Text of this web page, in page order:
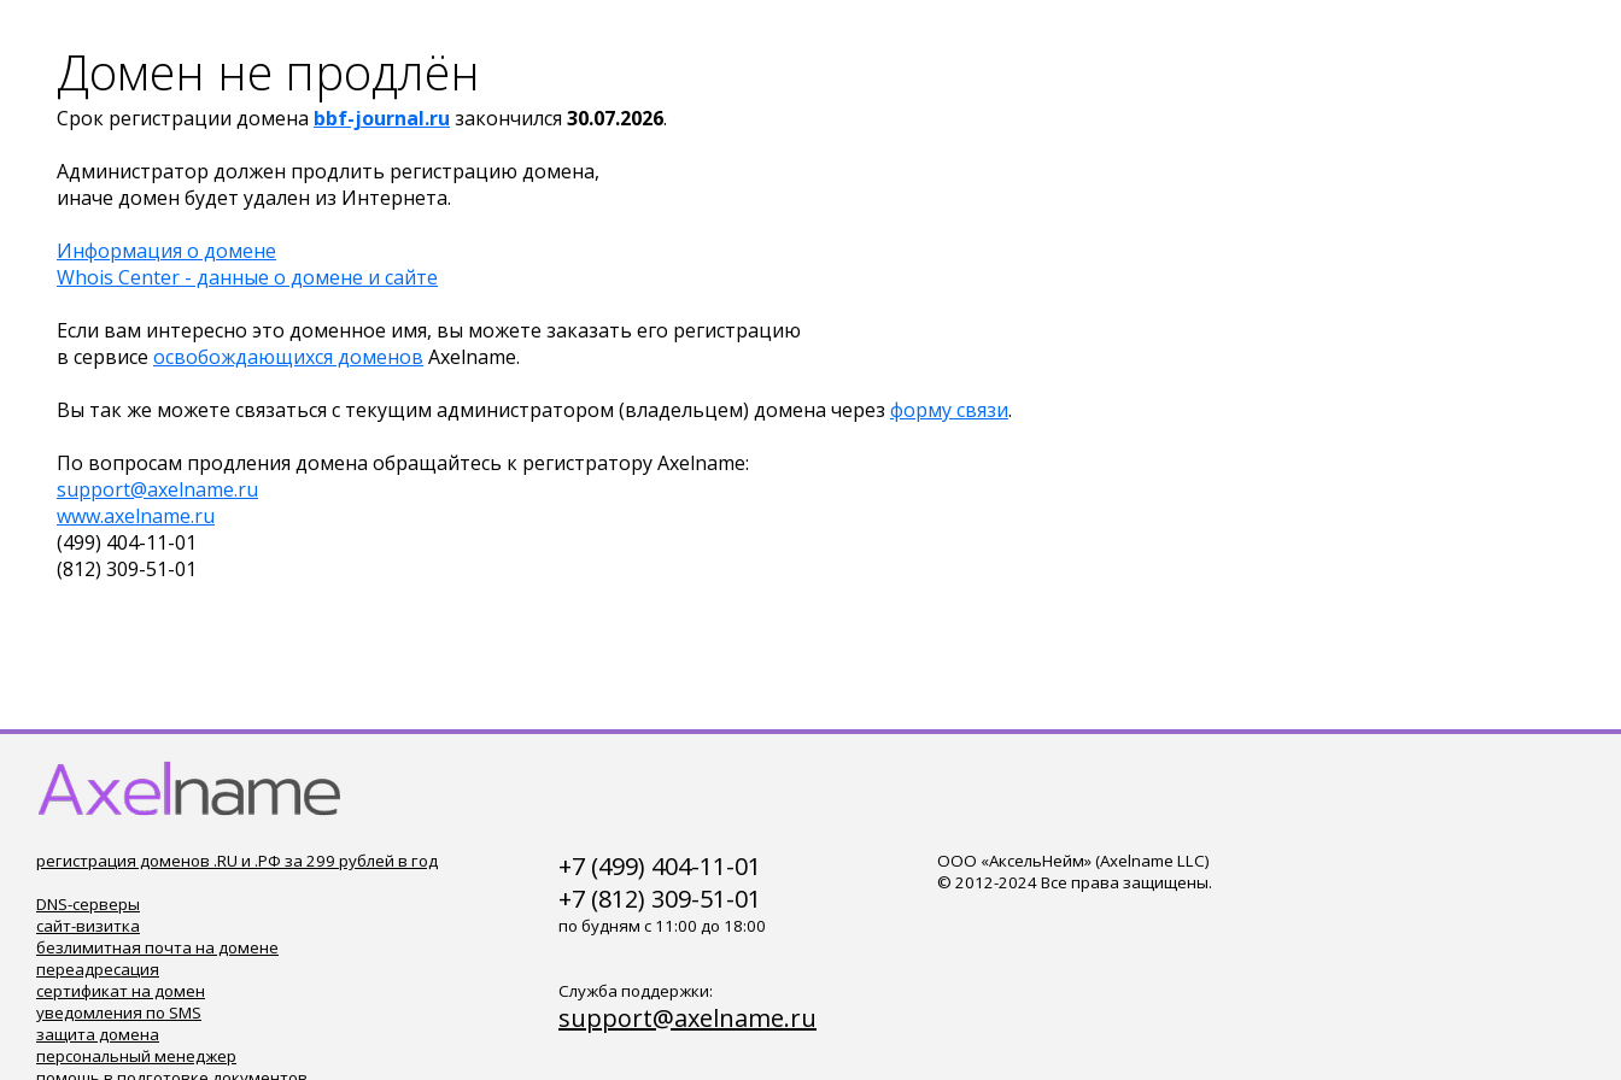
Домен не продлён
Срок регистрации домена bbf-journal.ru закончился 30.07.2026.
Администратор должен продлить регистрацию домена,
иначе домен будет удален из Интернета.
Информация о домене
Whois Center - данные о домене и сайте
Если вам интересно это доменное имя, вы можете заказать его регистрацию
в сервисе освобождающихся доменов Axelname.
Вы так же можете связаться с текущим администратором (владельцем) домена через форму связи.
По вопросам продления домена обращайтесь к регистратору Axelname:
support@axelname.ru
www.axelname.ru
(499) 404-11-01
(812) 309-51-01
регистрация доменов .RU и .РФ за 299 рублей в год
DNS-серверы
сайт-визитка
безлимитная почта на домене
переадресация
сертификат на домен
уведомления по SMS
защита домена
персональный менеджер
+7 (499) 404-11-01
+7 (812) 309-51-01
по будням с 11:00 до 18:00
Служба поддержки:
support@axelname.ru
ООО «АксельНейм» (Axelname LLC)
© 2012-2024 Все права защищены.